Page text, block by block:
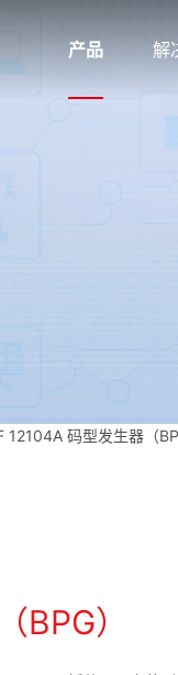
产品 解
12104A 码型发生器（
BPG）